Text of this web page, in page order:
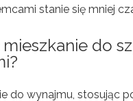
stanie się mniej
do
do wynajmu, stosując